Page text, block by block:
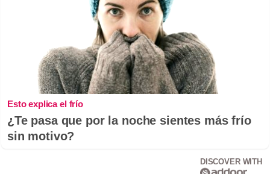
Esto explica el frío
¿Te pasa que por la noche sientes más frío
sin motivo?
DISCOVER WITH